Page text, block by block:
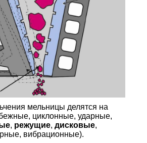
мельницы делятся на
циклонные, ударные,
, режущие, дисковые,
вибрационные).